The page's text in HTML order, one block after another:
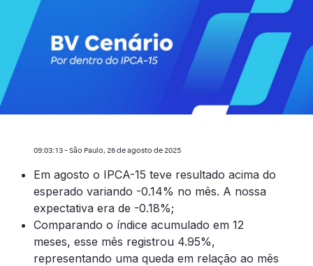
09:03:13 - São Paulo, 26 de agosto de 2025
Em agosto o IPCA-15 teve resultado acima do
esperado variando -0.14% no mês. A nossa
expectativa era de -0.18%;
Comparando o índice acumulado em 12
meses, esse mês registrou 4.95%,
representando uma queda em relação ao mês